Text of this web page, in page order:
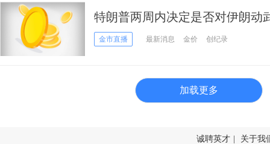
特朗普两周内决定是否对伊朗动
投行前景大分歧
金市直播 最新消息 金价 创纪录
加载更多
诚聘英才 | 关于我